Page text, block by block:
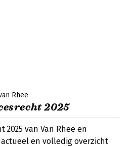
Rhee
2025
2025 van Van Rhee en
en volledig overzicht